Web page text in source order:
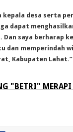
kepala desa serta
dapat
saya berharap
dan memperindah
Kabupaten
"BETRI" MERAPI